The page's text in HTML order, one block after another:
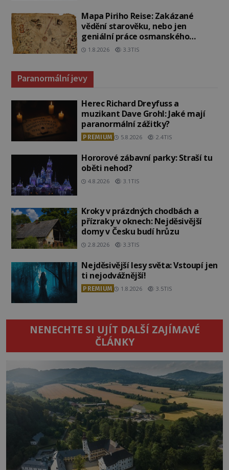
Mapa Piriho Reise: Zakázané
vědění starověku, nebo jen
geniální práce osmanského
admirála?
1.8.2026 3.3TIS
Paranormální jevy
Herec Richard Dreyfuss a
muzikant Dave Grohl: Jaké mají
paranormální zážitky?
PREMIUM 5.8.2026 2.4TIS
Hororové zábavní parky: Straší tu
oběti nehod?
4.8.2026 3.1TIS
Kroky v prázdných chodbách a
přízraky v oknech: Nejděsivější
domy v Česku budí hrůzu
2.8.2026 3.3TIS
Nejděsivější lesy světa: Vstoupí jen
ti nejodvážnější!
PREMIUM 1.8.2026 3.5TIS
NENECHTE SI UJÍT DALŠÍ ZAJÍMAVÉ
ČLÁNKY